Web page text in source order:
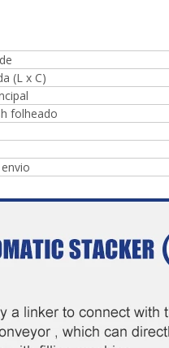
(L x C)
folheado